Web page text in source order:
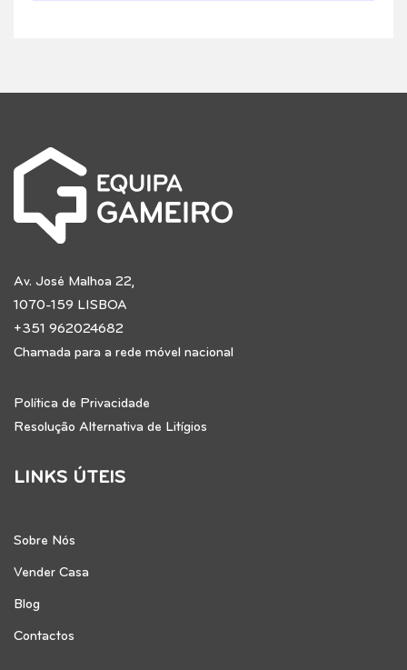
Av. José Malhoa 22,
1070-159 LISBOA
+351 962024682
Chamada para a rede móvel nacional
Política de Privacidade
Resolução Alternativa de Litígios
LINKS ÚTEIS
Sobre Nós
Vender Casa
Blog
Contactos